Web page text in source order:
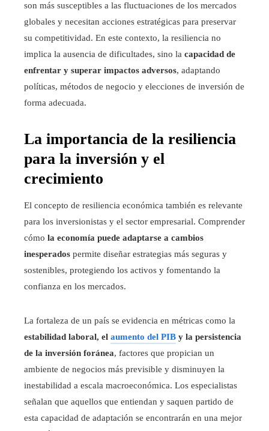
son más susceptibles a las fluctuaciones de los mercados
globales y necesitan acciones estratégicas para preservar
su competitividad. En este contexto, la resiliencia no
implica la ausencia de dificultades, sino la capacidad de
enfrentar y superar impactos adversos, adaptando
políticas, métodos de negocio y elecciones de inversión de
forma adecuada.
La importancia de la resiliencia
para la inversión y el
crecimiento
El concepto de resiliencia económica también es relevante
para los inversionistas y el sector empresarial. Comprender
cómo la economía puede adaptarse a cambios
inesperados permite diseñar estrategias más seguras y
sostenibles, protegiendo los activos y fomentando la
confianza en los mercados.
La fortaleza de un país se evidencia en métricas como la
estabilidad laboral, el aumento del PIB y la persistencia
de la inversión foránea, factores que propician un
ambiente de negocios más previsible y disminuyen la
inestabilidad a escala macroeconómica. Los especialistas
señalan que aquellos que entiendan y saquen partido de
esta capacidad de adaptación se encontrarán en una mejor